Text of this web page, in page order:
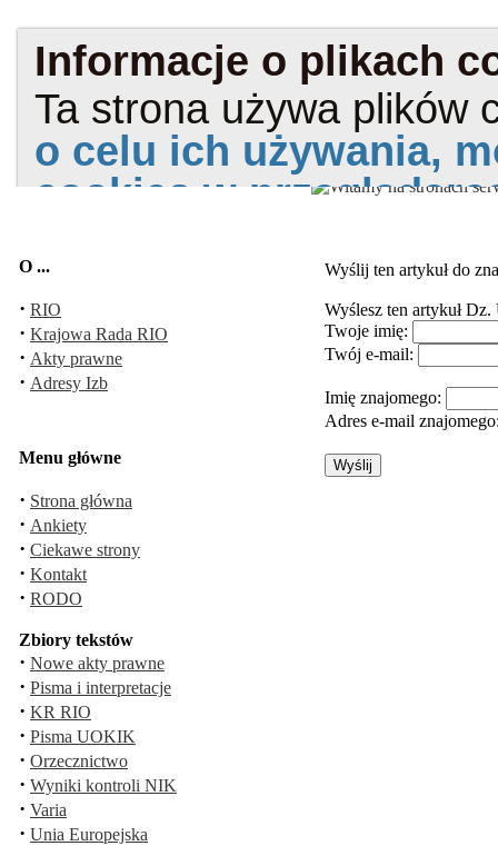
O ...
· RIO
· Krajowa Rada RIO
· Akty prawne
· Adresy Izb
Menu główne
· Strona główna
· Ankiety
· Ciekawe strony
· Kontakt
· RODO
Zbiory tekstów
· Nowe akty prawne
· Pisma i interpretacje
· KR RIO
· Pisma UOKIK
· Orzecznictwo
· Wyniki kontroli NIK
· Varia
· Unia Europejska
Wyślij ten artykuł do
Wyślesz ten artykułDz.
Twoje imię:
Twój e-mail:
Imię znajomego:
Adres e-mail